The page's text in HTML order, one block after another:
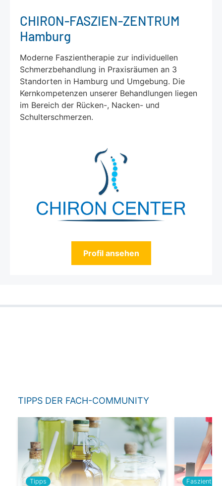
CHIRON-FASZIEN-ZENTRUM
Hamburg
Moderne Faszientherapie zur individuellen
Schmerzbehandlung in Praxisräumen an 3
Standorten in Hamburg und Umgebung. Die
Kernkompetenzen unserer Behandlungen liegen
im Bereich der Rücken-, Nacken- und
Schulterschmerzen.
Profil ansehen
TIPPS DER FACH-COMMUNITY
Tipps